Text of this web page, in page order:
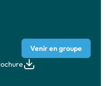
Venir en groupe